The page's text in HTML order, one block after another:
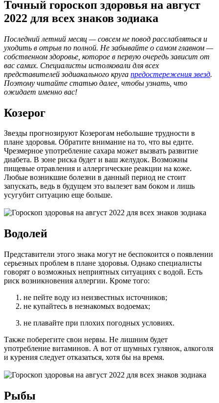
Точный гороскоп здоровья на август
2022 для всех знаков зодиака
Последний летний месяц — совсем не повод расслабляться и
уходить в отрыв по полной. Не забывайте о самом главном —
собственном здоровье, которое в первую очередь зависит от
вас самих. Специалисты истолковали для всех
представителей зодиакального круга предостережения звезд.
Поэтому читайте статью далее, чтобы узнать, что
ожидает именно вас!
Козерог
Звезды прогнозируют Козерогам небольшие трудности в
плане здоровья. Обратите внимание на то, что вы едите.
Чрезмерное употребление сахара может вызвать развитие
диабета. В зоне риска будет и ваш желудок. Возможны
пищевые отравления и аллергические реакции на коже.
Любые возникшие болезни в данный период не стоит
запускать, ведь в будущем это вылезет вам боком и лишь
усугубит ситуацию еще больше.
Водолей
Представители этого знака могут не беспокоится о появлении
серьезных проблем в плане здоровья. Однако специалисты
говорят о возможных неприятных ситуациях с водой. Есть
риск возникновения аллергии. Кроме того:
не пейте воду из неизвестных источников;
не купайтесь в незнакомых водоемах;
не плавайте при плохих погодных условиях.
Также поберегите свои нервы. Не лишним будет
употребление витаминов. А вот от шумных гулянок, алкоголя
и курения следует отказаться, хотя бы на время.
Рыбы